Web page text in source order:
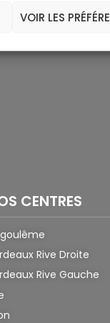
VOIR LES
Échafaudages
CENTRES
Rive Droite
Rive Gauche